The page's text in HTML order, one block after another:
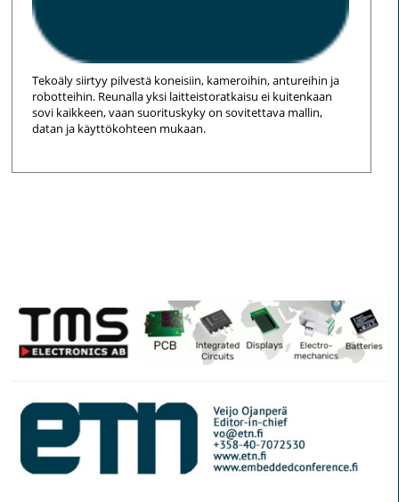
Tekoäly siirtyy pilvestä koneisiin, kameroihin, antureihin ja
robotteihin. Reunalla yksi laitteistoratkaisu ei kuitenkaan
sovi kaikkeen, vaan suorituskyky on sovitettava mallin,
datan ja käyttökohteen mukaan.